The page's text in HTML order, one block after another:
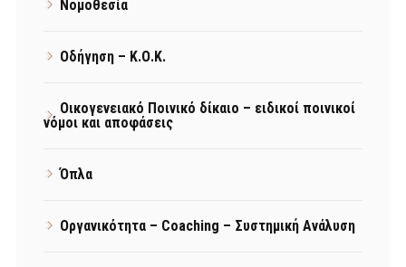
Νομοθεσία
Οδήγηση – Κ.Ο.Κ.
Οικογενειακό Ποινικό δίκαιο – ειδικοί ποινικοί
νόμοι και αποφάσεις
Όπλα
Οργανικότητα – Coaching – Συστημική Ανάλυση